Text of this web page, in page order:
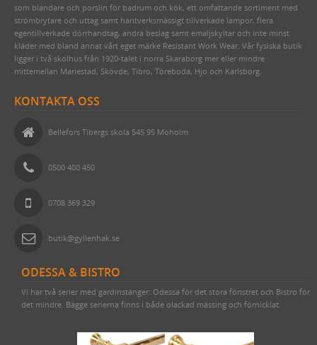
BORDSLAMPOR
GOLVLAMPOR
KLASSISKA PORSLINSLAMPOR
SPOTLIGHTS I KLASSISK STIL
PORSLINSLAMPOR UTOMHUS
TILLBEHÖR & RESERVDELAR
FEDE (MÄSSING)
1950-TAL
BLECKPLÅT
WILMAS NATURPRODUKTER
RAKHYVLAR & RAKTVÅLAR
KAFFEBRYGGARE MED MERA
FÖR SKRIVBORDET
DRICKSGLAS, VINGLAS & KARAFFER
KULTURHISTORISK BOK
TVÅ GÅNGER CARL
FUNKIS
TILLBEHÖR & VERKTYG
BYGGNADSSPIK
HANDSMIDDA, SVARTBRÄNDA SPIKAR
ROSETTSPIK
KOPPARSPIK KVADRAT
DEKORSPIK
STÅLSKRUV
FÖRNICKLAD MÄSSINGSSKRUV
FÖRNICKLAD STÅLSKRUV
TJÄRPRODUKTER
LINDREV
YLLESNÖREN/ULLSNÖRE
DELIKATESSLÅDOR
FRÅN HAVET
FRÅN JORDEN
EMALJSKYLTAR, SIFFROR, BOKSTÄVER
EGNA EMALJSKYLTAR I VITT/SVART
NUMMERSKYLTAR I MÄSSING FÖR HUS
SIFFROR OCH BOKSTÄVER I MÄSSING
VITA MED SVART TEXT
SKYLTAR MED SYMBOLER
VERKTYG & YXOR
PENSLAR FÖR LINOLJEFÄRGSMÅLNING
SPEEDHEATER (FÄRGBORTTAGNING)
FÄRGSKRAPOR MED MERA
STUCKATUR
WEBBUTIK
ÖPPETTIDER
SÅ HÄR HANDLAR DU
som blandare och porslin för badrum och kök, ett omfattande sortiment med
strömbrytare och uttag samt hantverksmässigt tillverkade lampor, flera
egentillverkade dörrhandtag, andra beslag samt emaljskyltar och inte minst
kläder med bland annat vårt eget märke Resistant Work Wear. Vår fysiska butik
ligger i två skolhus från 1920-talet i norra Skaraborg mer eller mindre
mittemellan Mariestad, Skövde, Tibro, Töreboda, Hjo och Karlsborg.
KONTAKTA OSS
Bellefors Tibergs skola 545 95 Moholm
0500 400 450
0708 369 329
butik@gyllenhak.se
ODESSA & BISTRO
Vi har två serier med gardinstänger: Odessa för det stora fönstret och Bistro för
det mindre. Bägge serierna finns i både olackad mässing och förnicklat.